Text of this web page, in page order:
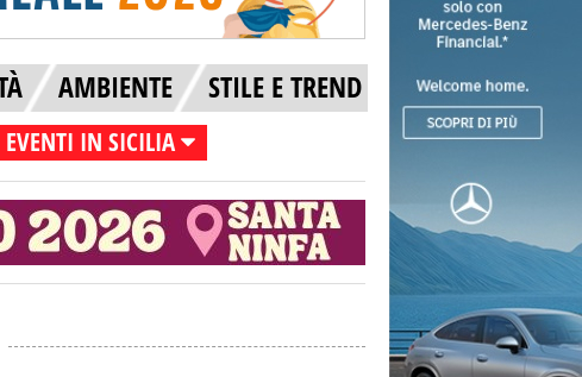
AMBIENTE STILE E TREND
EVENTI IN SICILIA